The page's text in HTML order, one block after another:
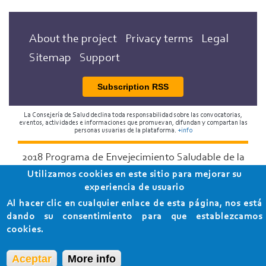
About the project Privacy terms
Legal
Sitemap
Support
Subscription RSS
La Consejería de Salud declina toda responsabilidad sobre las convocatorias,
eventos, actividades e informaciones que promuevan, difundan y compartan las
personas usuarias de la plataforma. +info
2018 Programa de Envejecimiento Saludable de la
Consejería de Salud
Utilizamos cookies en este sitio para mejorar su
experiencia de usuario
Al hacer clic en cualquier enlace de esta página, nos está
dando su consentimiento para que establezcamos
cookies.
Aceptar More info